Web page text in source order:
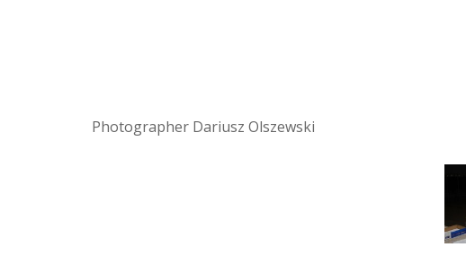
Photographer Dariusz Olszewski